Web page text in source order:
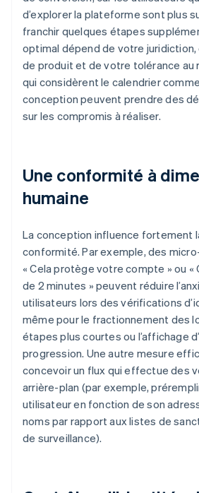
d’explorer la plateforme sont plus
franchir quelques étapes
optimal dépend de votre
de produit et de votre tolérance au
qui considèrent le calendrier
conception peuvent prendre des
sur les compromis à réaliser.
Une conformité à
humaine
La conception influence fortement
conformité. Par exemple, des
« Cela protège votre compte » ou «
de 2 minutes » peuvent réduire
utilisateurs lors des vérifications
même pour le fractionnement des
étapes plus courtes ou l’affichage
progression. Une autre mesure
concevoir un flux qui effectue des
arrière-plan (par exemple,
utilisateur en fonction de son
noms par rapport aux listes de
de surveillance).